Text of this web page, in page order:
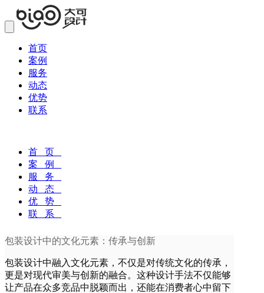
首页
案例
服务
动态
优势
联系
首 页
案 例
服 务
动 态
优 势
联 系
包装设计中的文化元素：传承与创新
包装设计中融入文化元素，不仅是对传统文化的传承，
更是对现代审美与创新的融合。这种设计手法不仅能够
让产品在众多竞品中脱颖而出，还能在消费者心中留下